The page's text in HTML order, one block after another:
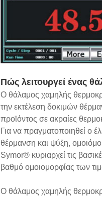
Πώς λειτουργεί ένας
Ο θάλαμος χαμηλής
την εκτέλεση δοκιμών
προϊόντος σε ακραίες
Για να πραγματοποιηθεί ο
θέρμανση και ψύξη,
Symor® κυριαρχεί τις
βαθμό ομοιομορφίας των
Ο θάλαμος χαμηλής